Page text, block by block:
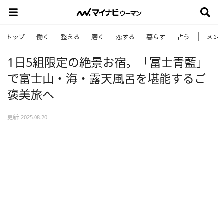
トップ 働く 整える 磨く 恋する 暮らす 占う メ
1日5組限定の絶景お宿。「富士青藍」
で富士山・海・露天風呂を堪能するご
褒美旅へ
更新: 2025.08.20